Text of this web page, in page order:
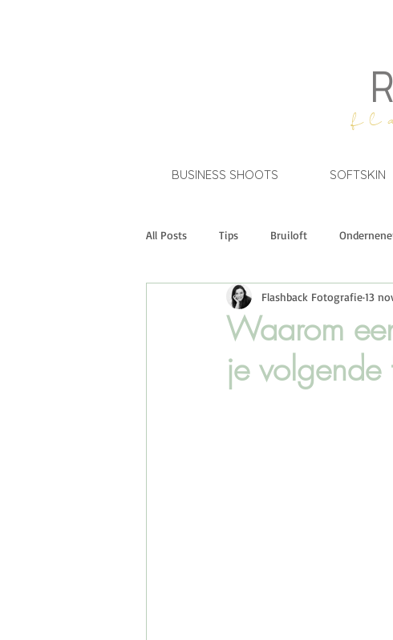
BUSINESS SHOOTS SOFTSKIN
All Posts Tips Bruiloft
Short Stories A Brand New You
Your Stories Persoonlijke Shoot
Waarom
je volgende
Flashback Fotografie13